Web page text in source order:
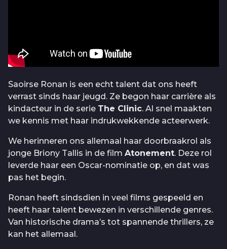
Saoirse Ronan is een echt talent dat ons heeft
verrast sinds haar jeugd. Ze begon haar carrière als
kindacteur in de serie The Clinic. Al snel maakten
we kennis met haar indrukwekkende acteerwerk.
We herinneren ons allemaal haar doorbraakrol als
jonge Briony Tallis in de film Atonement. Deze rol
leverde haar een Oscar-nominatie op, en dat was
pas het begin.
Ronan heeft sindsdien in veel films gespeeld en
heeft haar talent bewezen in verschillende genres.
Van historische drama’s tot spannende thrillers, ze
kan het allemaal.